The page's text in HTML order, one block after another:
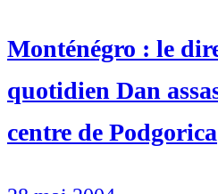
Monténégro : le
quotidien Dan
centre de Podgorica